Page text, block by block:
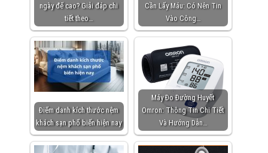
ngày để cao? Giải đáp chi
tiết theo…
Cần Lấy Máu: Có Nên Tin
Vào Công…
Điểm danh kích thước nệm
khách sạn phổ biến hiện nay
Máy Đo Đường Huyết
Omron: Thông Tin Chi Tiết
Và Hướng Dẫn…